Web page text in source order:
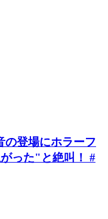
の登場にホラーフ
った"と絶叫！ #